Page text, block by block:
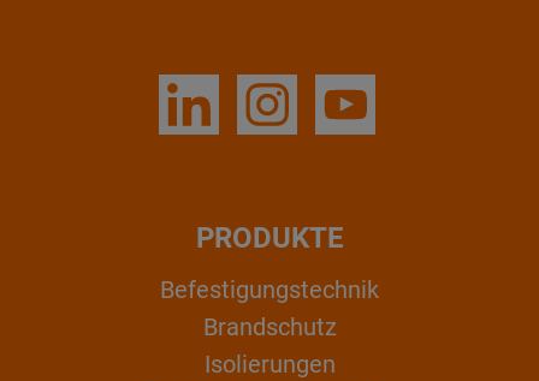
PRODUKTE
Befestigungstechnik
Brandschutz
Isolierungen